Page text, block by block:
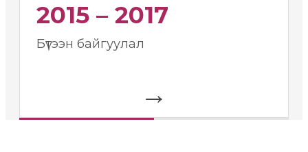
2015 – 2017
Бүтээн байгуулал
→